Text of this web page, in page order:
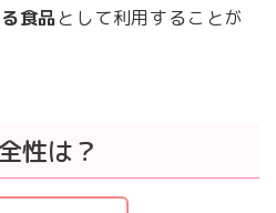
食品として利用することが
性は？